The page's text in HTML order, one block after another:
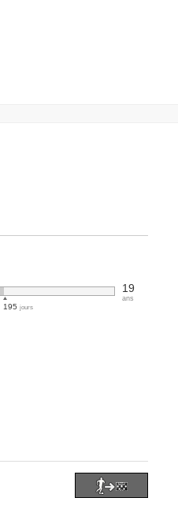
195jours
19
ans